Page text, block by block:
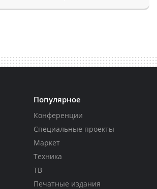
Популярное
Конференции
Специальные проекты
Маркет
Техника
ТВ
Печатные издания